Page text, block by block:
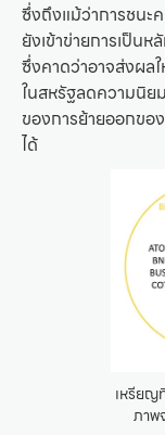
ซึ่งถึงแม้ว่าการชนะ
ยังเข้าข่ายการเป็น
ซึ่งคาดว่าอาจส่งผ
ในสหรัฐลดความนิย
ของการย้ายออกขอ
ได้
เหรียญ
ภาพ